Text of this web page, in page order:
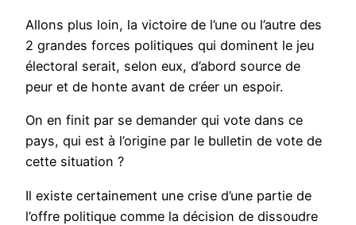
Allons plus loin, la victoire de l’une ou l’autre des
2 grandes forces politiques qui dominent le jeu
électoral serait, selon eux, d’abord source de
peur et de honte avant de créer un espoir.
On en finit par se demander qui vote dans ce
pays, qui est à l’origine par le bulletin de vote de
cette situation ?
Il existe certainement une crise d’une partie de
l’offre politique comme la décision de dissoudre